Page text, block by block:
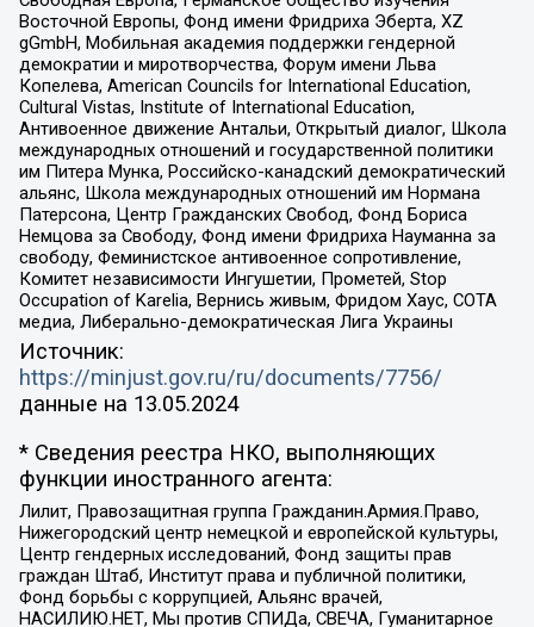
Восточной Европы, Фонд имени Фридриха Эберта, XZ
gGmbH, Мобильная академия поддержки гендерной
демократии и миротворчества, Форум имени Льва
Копелева, American Councils for International Education,
Cultural Vistas, Institute of International Education,
Антивоенное движение Антальи, Открытый диалог, Школа
международных отношений и государственной политики
им Питера Мунка, Российско-канадский демократический
альянс, Школа международных отношений им Нормана
Патерсона, Центр Гражданских Свобод, Фонд Бориса
Немцова за Свободу, Фонд имени Фридриха Науманна за
свободу, Феминистское антивоенное сопротивление,
Комитет независимости Ингушетии, Прометей, Stop
Occupation of Karelia, Вернись живым, Фридом Хаус, СОТА
медиа, Либерально-демократическая Лига Украины
Источник:
https://minjust.gov.ru/ru/documents/7756/
данные на 13.05.2024
* Сведения реестра НКО, выполняющих
функции иностранного агента:
Лилит, Правозащитная группа Гражданин.Армия.Право,
Нижегородский центр немецкой и европейской культуры,
Центр гендерных исследований, Фонд защиты прав
граждан Штаб, Институт права и публичной политики,
Фонд борьбы с коррупцией, Альянс врачей,
НАСИЛИЮ.НЕТ, Мы против СПИДа, СВЕЧА, Гуманитарное